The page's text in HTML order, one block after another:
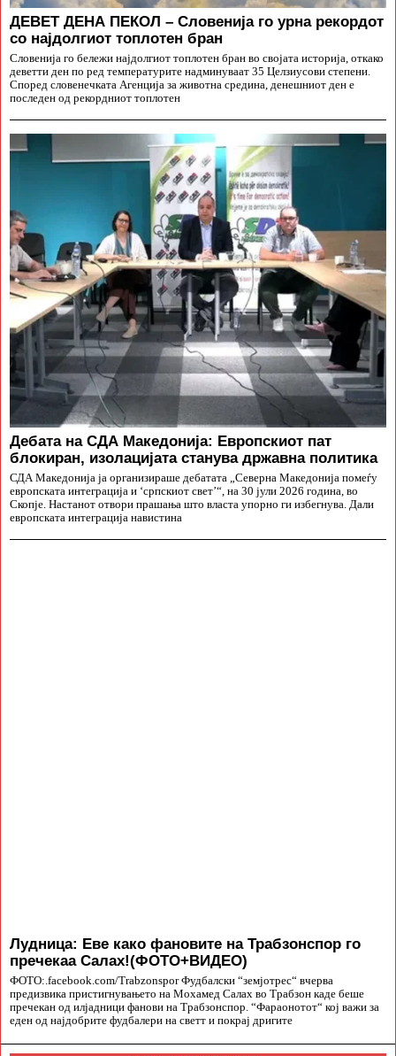
ДЕВЕТ ДЕНА ПЕКОЛ – Словенија го урна рекордот
со најдолгиот топлотен бран
Словенија го бележи најдолгиот топлотен бран во својата историја, откако
деветти ден по ред температурите надминуваат 35 Целзиусови степени.
Според словенечката Агенција за животна средина, денешниот ден е
последен од рекордниот топлотен
Дебата на СДА Македонија: Европскиот пат
блокиран, изолацијата станува државна политика
СДА Македонија ја организираше дебатата „Северна Македонија помеѓу
европската интеграција и ‘српскиот свет’“, на 30 јули 2026 година, во
Скопје. Настанот отвори прашања што власта упорно ги избегнува. Дали
европската интеграција навистина
Лудница: Еве како фановите на Трабзонспор го
пречекаа Салах!(ФОТО+ВИДЕО)
ФОТО:.facebook.com/Trabzonspor Фудбалски “земјотрес“ вчерва
предизвика пристигнувањето на Мохамед Салах во Трабзон каде беше
пречекан од илјадници фанови на Трабзонспор. “Фараонотот“ кој важи за
еден од најдобрите фудбалери на светт и покрај дригите